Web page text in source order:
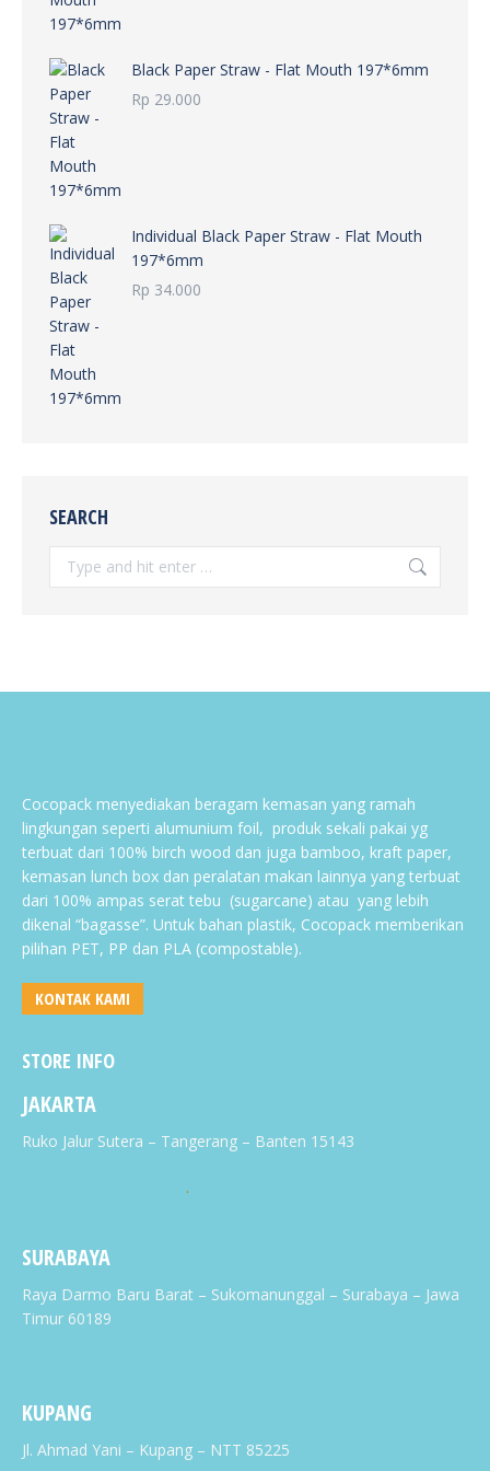
Black Paper Straw - Flat Mouth 197*6mm
Rp 29.000
Individual Black Paper Straw - Flat Mouth
197*6mm
Rp 34.000
SEARCH
Search:
Cocopack menyediakan beragam kemasan yang ramah
lingkungan seperti alumunium foil, produk sekali pakai yg
terbuat dari 100% birch wood dan juga bamboo, kraft paper,
kemasan lunch box dan peralatan makan lainnya yang terbuat
dari 100% ampas serat tebu (sugarcane) atau yang lebih
dikenal “bagasse”. Untuk bahan plastik, Cocopack memberikan
pilihan PET, PP dan PLA (compostable).
KONTAK KAMI
STORE INFO
JAKARTA
Ruko Jalur Sutera – Tangerang – Banten 15143
.
SURABAYA
Raya Darmo Baru Barat – Sukomanunggal – Surabaya – Jawa
Timur 60189
KUPANG
Jl. Ahmad Yani – Kupang – NTT 85225